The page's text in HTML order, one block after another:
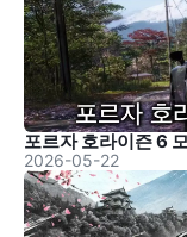
포르자 호라이즌 6
2026-05-22